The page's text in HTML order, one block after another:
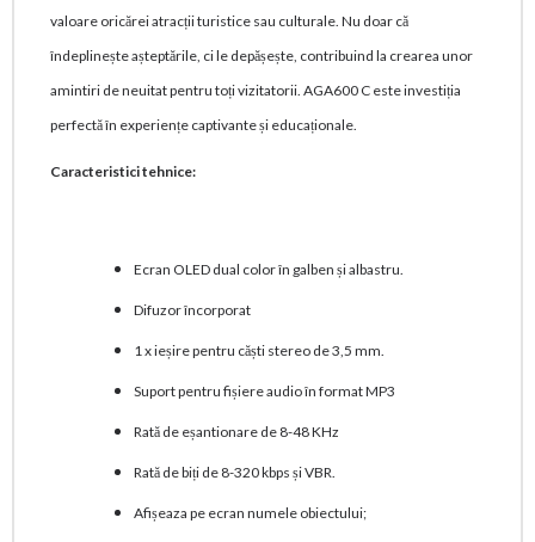
valoare oricărei atracții turistice sau culturale. Nu doar că
îndeplinește așteptările, ci le depășește, contribuind la crearea unor
amintiri de neuitat pentru toți vizitatorii. AGA600 C este investiția
perfectă în experiențe captivante și educaționale.
Caracteristici tehnice:
Ecran OLED dual color în galben și albastru.
Difuzor încorporat
1 x ieșire pentru căști stereo de 3,5 mm.
Suport pentru fișiere audio în format MP3
Rată de eșantionare de 8-48 KHz
Rată de biți de 8-320 kbps și VBR.
Afișeaza pe ecran numele obiectului;